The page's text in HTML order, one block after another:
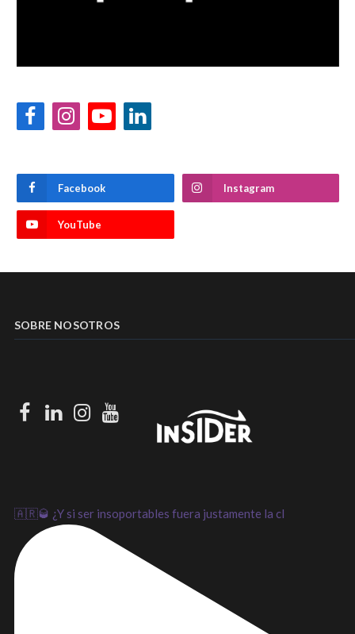
FacebookInstagramYouTubeLinkedIn
Facebook Instagram
YouTube
SOBRE NOSOTROS
Facebook
LinkedIn
Instagram
Youtube
🇦🇷🥃 ¿Y si ser insoportables fuera justamente la cl